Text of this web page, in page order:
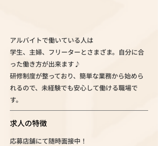
アルバイトで働いている人は
学生、主婦、フリーターとさまざま。自分に合
った働き方が出来ます♪
研修制度が整っており、簡単な業務から始めら
れるので、未経験でも安心して働ける職場で
す。
求人の特徴
応募店舗にて随時面接中！